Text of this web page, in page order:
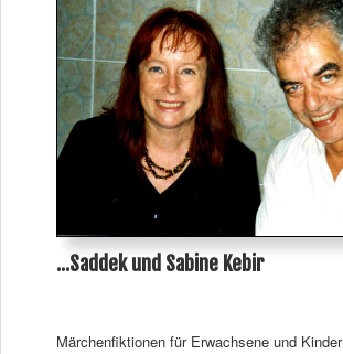
...Saddek und Sabine Kebir
Märchenfiktionen für Erwachsene und Kinder